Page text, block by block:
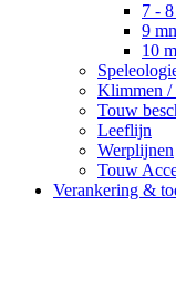
7 -
9
10
Klimmen /
Touw
Leeflijn
Werplijnen
Touw
Verankering &